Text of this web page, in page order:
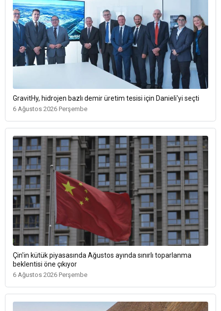
GravitHy, hidrojen bazlı demir üretim tesisi için Danieli'yi seçti
6 Ağustos 2026 Perşembe
Çin'in kütük piyasasında Ağustos ayında sınırlı toparlanma
beklentisi öne çıkıyor
6 Ağustos 2026 Perşembe